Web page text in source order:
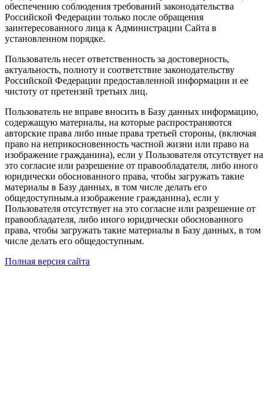
обеспечению соблюдения требований законодательства
Российской Федерации только после обращения
заинтересованного лица к Администрации Сайта в
установленном порядке.
Пользователь несет ответственность за достоверность,
актуальность, полноту и соответствие законодательству
Российской Федерации предоставленной информации и ее
чистоту от претензий третьих лиц.
Пользователь не вправе вносить в Базу данных информацию,
содержащую материалы, на которые распространяются
авторские права либо иные права третьей стороны, (включая
право на неприкосновенность частной жизни или право на
изображение гражданина), если у Пользователя отсутствует на
это согласие или разрешение от правообладателя, либо иного
юридически обоснованного права, чтобы загружать такие
материалы в Базу данных, в том числе делать его
общедоступным.а изображение гражданина), если у
Пользователя отсутствует на это согласие или разрешение от
правообладателя, либо иного юридически обоснованного
права, чтобы загружать такие материалы в Базу данных, в том
числе делать его общедоступным.
Полная версия сайта